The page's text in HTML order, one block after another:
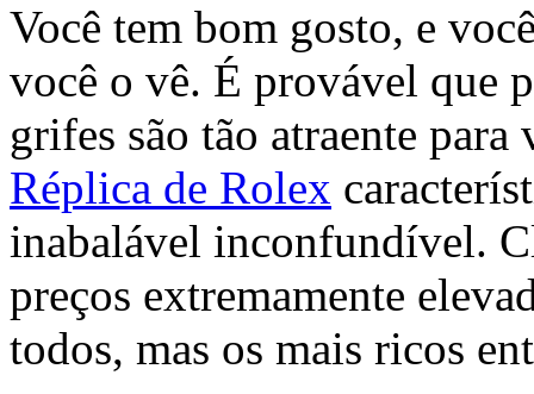
Você tem bom gosto, e
você o vê. É provável que
grifes são tão atraente para
Réplica de Rolex
inabalável inconfundível.
preços extremamente
todos, mas os mais ricos